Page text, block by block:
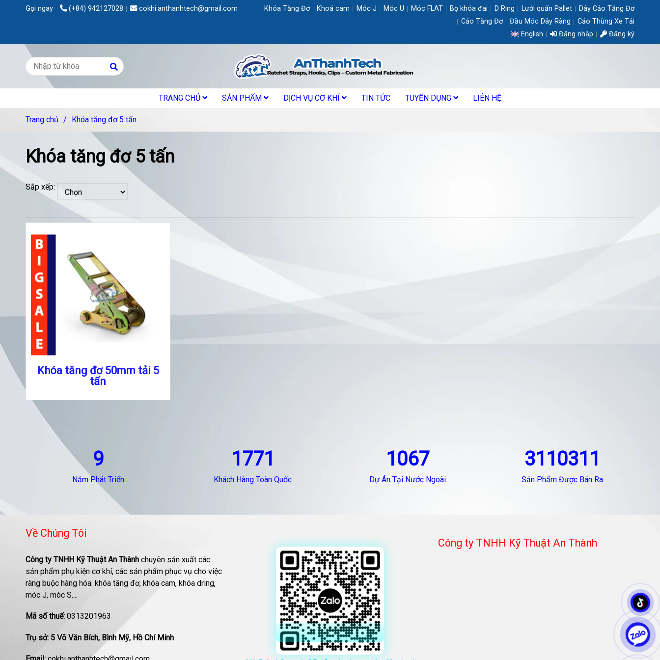
Gọi ngay (+84) 942127028 cokhi.anthanhtech@gmail.com Khóa Tăng Đơ Khoá cam Móc J Móc U Móc FLAT Bọ khóa đai D Ring Lưới quấn Pallet
Dây Cảo Tăng Đơ
Cảo Tăng Đơ
Đầu Móc Dây Ràng
Cảo Thùng Xe Tải
English
Đăng nhập Đăng ký
TRANG CHỦ SẢN PHẨM DỊCH VỤ CƠ KHÍ TIN TỨC TUYỂN DỤNG LIÊN HỆ
Trang chủ / Khóa tăng đơ 5 tấn
Khóa tăng đơ 5 tấn
Sắp xếp:
Khóa tăng đơ 50mm tải 5
tấn
9
Năm Phát Triển
1771
Khách Hàng Toàn Quốc
1067
Dự Án Tại Nước Ngoài
3110311
Sản Phẩm Được Bán Ra
Về Chúng Tôi
Công ty TNHH Kỹ Thuật An Thành chuyên sản xuất các
sản phẩm phụ kiện cơ khí, các sản phẩm phục vụ cho việc
ràng buộc hàng hóa: khóa tăng đơ, khóa cam, khóa dring,
móc J, móc S....
Mã số thuế: 0313201963
Trụ sở: 5 Võ Văn Bích, Bình Mỹ, Hồ Chí Minh
Công ty TNHH Kỹ Thuật An Thành